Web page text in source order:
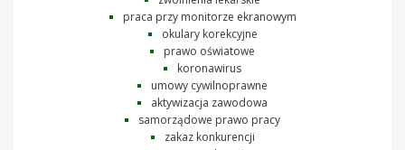
praca przy monitorze ekranowym
okulary korekcyjne
prawo oświatowe
koronawirus
umowy cywilnoprawne
aktywizacja zawodowa
samorządowe prawo pracy
zakaz konkurencji